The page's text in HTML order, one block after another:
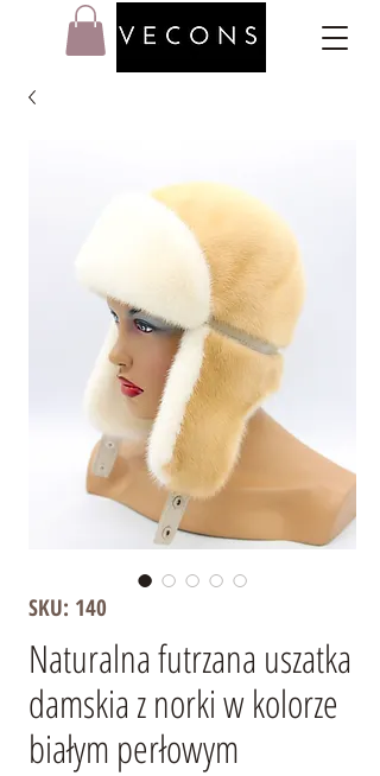
SKU: 140
Naturalna futrzana uszatka
damskia z norki w kolorze
białym perłowym